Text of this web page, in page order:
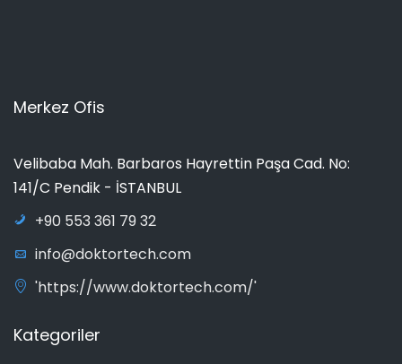
Merkez Ofis
Velibaba Mah. Barbaros Hayrettin Paşa Cad. No:
141/C Pendik - İSTANBUL
+90 553 361 79 32
info@doktortech.com
'https://www.doktortech.com/'
Kategoriler